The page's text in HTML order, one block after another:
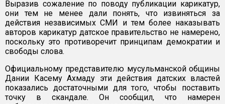
Выразив сожаление по поводу публикации карикатур,
они тем не менее дали понять, что извиняться за
действия независимых СМИ и тем более наказывать
авторов карикатур датское правительство не намерено,
поскольку это противоречит принципам демократии и
свободы слова.
Официальному представителю мусульманской общины
Дании Касему Ахмаду эти действия датских властей
показались достаточными для того, чтобы поставить
точку в скандале. Он сообщил, что намерен